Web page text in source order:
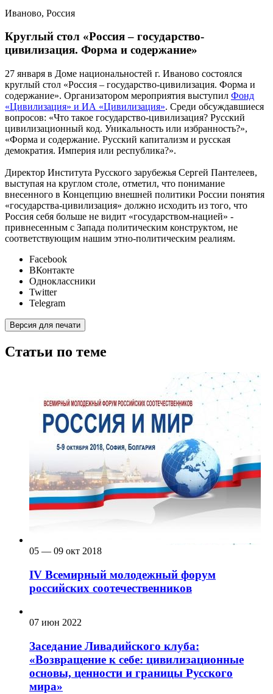
Иваново, Россия
Круглый стол «Россия – государство-
цивилизация. Форма и содержание»
27 января в Доме национальностей г. Иваново состоялся
круглый стол «Россия – государство-цивилизация. Форма и
содержание». Организатором мероприятия выступил Фонд
«Цивилизация» и ИА «Цивилизация». Среди обсуждавшиеся
вопросов: «Что такое государство-цивилизация? Русский
цивилизационный код. Уникальность или избранность?»,
«Форма и содержание. Русский капитализм и русская
демократия. Империя или республика?».
Директор Института Русского зарубежья Сергей Пантелеев,
выступая на круглом столе, отметил, что понимание
внесенного в Концепцию внешней политики России понятия
«государства-цивилизация» должно исходить из того, что
Россия себя больше не видит «государством-нацией» -
привнесенным с Запада политическим конструктом, не
соответствующим нашим этно-политическим реалиям.
Facebook
ВКонтакте
Одноклассники
Twitter
Telegram
Версия для печати
Статьи по теме
05 — 09 окт 2018
IV Всемирный молодежный форум
российских соотечественников
07 июн 2022
Заседание Ливадийского клуба:
«Возвращение к себе: цивилизационные
основы, ценности и границы Русского
мира»